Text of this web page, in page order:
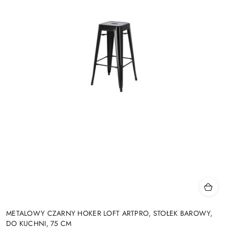
METALOWY CZARNY HOKER LOFT ARTPRO, STOŁEK BAROWY,
DO KUCHNI, 75 CM